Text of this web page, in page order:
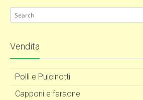
Vendita
Polli e Pulcinotti
Capponi e faraone